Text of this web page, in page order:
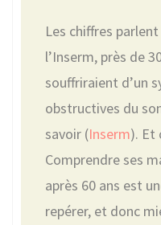
Les chiffres
l’Inserm, près de
souffriraient d’un
obstructives du
savoir (Inserm). Et
Comprendre ses
après 60 ans est
repérer, et donc